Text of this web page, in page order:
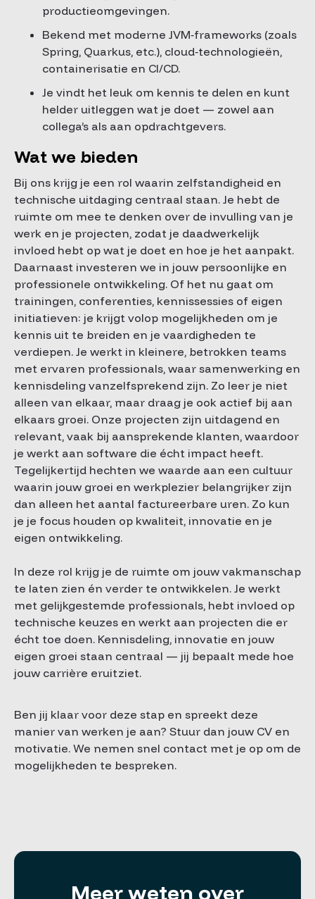
productieomgevingen.
Bekend met moderne JVM‑frameworks (zoals
Spring, Quarkus, etc.), cloud‑technologieën,
containerisatie en CI/CD.
Je vindt het leuk om kennis te delen en kunt
helder uitleggen wat je doet — zowel aan
collega’s als aan opdrachtgevers.
Wat we bieden
Bij ons krijg je een rol waarin zelfstandigheid en
technische uitdaging centraal staan. Je hebt de
ruimte om mee te denken over de invulling van je
werk en je projecten, zodat je daadwerkelijk
invloed hebt op wat je doet en hoe je het aanpakt.
Daarnaast investeren we in jouw persoonlijke en
professionele ontwikkeling. Of het nu gaat om
trainingen, conferenties, kennissessies of eigen
initiatieven: je krijgt volop mogelijkheden om je
kennis uit te breiden en je vaardigheden te
verdiepen. Je werkt in kleinere, betrokken teams
met ervaren professionals, waar samenwerking en
kennisdeling vanzelfsprekend zijn. Zo leer je niet
alleen van elkaar, maar draag je ook actief bij aan
elkaars groei. Onze projecten zijn uitdagend en
relevant, vaak bij aansprekende klanten, waardoor
je werkt aan software die écht impact heeft.
Tegelijkertijd hechten we waarde aan een cultuur
waarin jouw groei en werkplezier belangrijker zijn
dan alleen het aantal factureerbare uren. Zo kun
je je focus houden op kwaliteit, innovatie en je
eigen ontwikkeling.
In deze rol krijg je de ruimte om jouw vakmanschap
te laten zien én verder te ontwikkelen. Je werkt
met gelijkgestemde professionals, hebt invloed op
technische keuzes en werkt aan projecten die er
écht toe doen. Kennisdeling, innovatie en jouw
eigen groei staan centraal — jij bepaalt mede hoe
jouw carrière eruitziet.
Ben jij klaar voor deze stap en spreekt deze
manier van werken je aan? Stuur dan jouw CV en
motivatie. We nemen snel contact met je op om de
mogelijkheden te bespreken.
Meer weten over